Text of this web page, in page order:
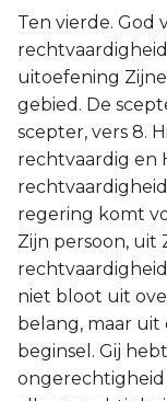
Ten vierde. God
uitoefening
gebied. De
scepter, vers 8.
rechtvaardig en
regering komt
Zijn persoon, uit
niet bloot uit
belang, maar
beginsel. Gij
ongerechtigheid